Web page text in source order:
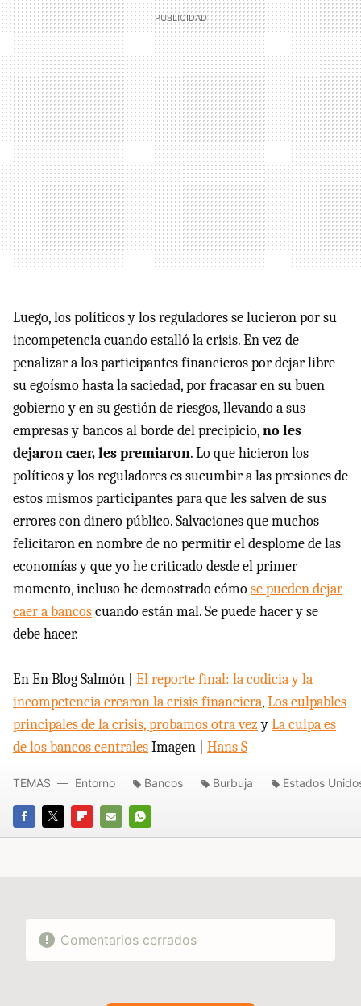
Luego, los políticos y los reguladores se lucieron por su
incompetencia cuando estalló la crisis. En vez de
penalizar a los participantes financieros por dejar libre
su egoísmo hasta la saciedad, por fracasar en su buen
gobierno y en su gestión de riesgos, llevando a sus
empresas y bancos al borde del precipicio,no les
dejaron caer, les premiaron. Lo que hicieron los
políticos y los reguladores es sucumbir a las presiones de
estos mismos participantes para que les salven de sus
errores con dinero público. Salvaciones que muchos
felicitaron en nombre de no permitir el desplome de las
economías y que yo he criticado desde el primer
momento, incluso he demostrado cómose pueden dejar
caer a bancoscuando están mal. Se puede hacer y se
debe hacer.
En En Blog Salmón | El reporte final: la codicia y la
incompetencia crearon la crisis financiera,Los culpables
principales de la crisis, probamos otra vezyLa culpa es
de los bancos centralesImagen | Hans S
FACEBOOK
TWITTERFLIPBOARD
E-
WHATSAPP
TEMAS Entorno Bancos Burbuja Estados
Comentarios cerrados